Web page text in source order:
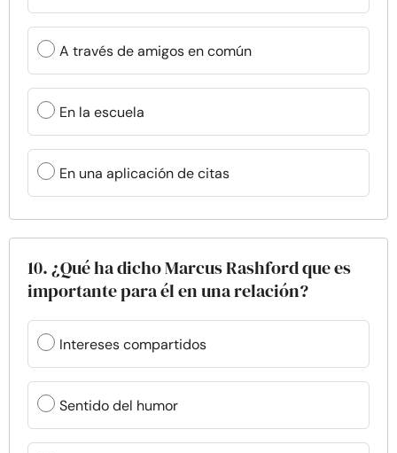
A través de amigos en común
En la escuela
En una aplicación de citas
10. ¿Qué ha dicho Marcus Rashford que es
importante para él en una relación?
Intereses compartidos
Sentido del humor